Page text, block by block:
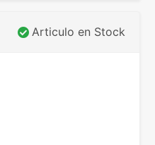
Articulo en Stock